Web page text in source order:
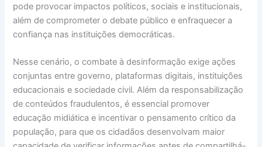
pode provocar impactos políticos, sociais e institucionais,
além de comprometer o debate público e enfraquecer a
confiança nas instituições democráticas.
Nesse cenário, o combate à desinformação exige ações
conjuntas entre governo, plataformas digitais, instituições
educacionais e sociedade civil. Além da responsabilização
de conteúdos fraudulentos, é essencial promover
educação midiática e incentivar o pensamento crítico da
população, para que os cidadãos desenvolvam maior